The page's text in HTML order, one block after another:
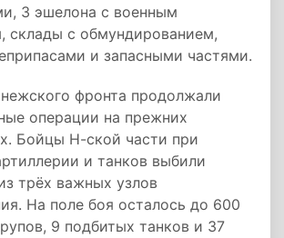
3 эшелона с военным
склады с обмундированием,
и запасными частями.
фронта продолжали
операции на прежних
Бойцы Н-ской части при
и танков выбили
трёх важных узлов
На поле боя осталось до 600
9 подбитых танков и 37